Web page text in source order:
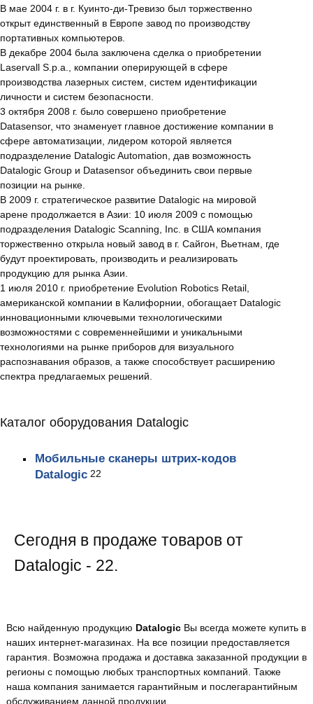
В мае 2004 г. в г. Куинто-ди-Тревизо был торжественно
открыт единственный в Европе завод по производству
портативных компьютеров.
В декабре 2004 была заключена сделка о приобретении
Laservall S.p.a., компании оперирующей в сфере
производства лазерных систем, систем идентификации
личности и систем безопасности.
3 октября 2008 г. было совершено приобретение
Datasensor, что знаменует главное достижение компании в
сфере автоматизации, лидером которой является
подразделение Datalogic Automation, дав возможность
Datalogic Group и Datasensor объединить свои первые
позиции на рынке.
В 2009 г. стратегическое развитие Datalogic на мировой
арене продолжается в Азии: 10 июля 2009 с помощью
подразделения Datalogic Scanning, Inc. в США компания
торжественно открыла новый завод в г. Сайгон, Вьетнам, где
будут проектировать, производить и реализировать
продукцию для рынка Азии.
1 июля 2010 г. приобретение Evolution Robotics Retail,
американской компании в Калифорнии, обогащает Datalogic
инновационными ключевыми технологическими
возможностями с современнейшими и уникальными
технологиями на рынке приборов для визуального
распознавания образов, а также способствует расширению
спектра предлагаемых решений.
Каталог оборудования Datalogic
Мобильные сканеры штрих-кодов
Datalogic 22
Сегодня в продаже товаров от
Datalogic - 22.
Всю найденную продукцию DatalogicВы всегда можете купить в
наших интернет-магазинах. На все позиции предоставляется
гарантия. Возможна продажа и доставка заказанной продукции в
регионы с помощью любых транспортных компаний. Также
наша компания занимается гарантийным и послегарантийным
обслуживанием данной продукции.